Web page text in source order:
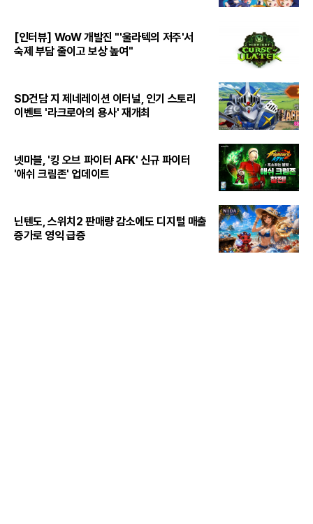
[인터뷰] WoW 개발진 "'울라텍의 저주'서
숙제 부담 줄이고 보상 높여"
SD건담 지 제네레이션 이터널, 인기 스토리
이벤트 '라크로아의 용사' 재개최
넷마블, '킹 오브 파이터 AFK' 신규 파이터
'애쉬 크림존' 업데이트
닌텐도, 스위치2 판매량 감소에도 디지털 매출
증가로 영익 급증